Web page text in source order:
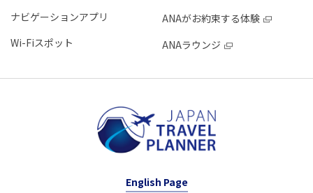
ナビゲーションアプリ
Wi-Fiスポット
ANAがお約束する体験
ANAラウンジ
English Page